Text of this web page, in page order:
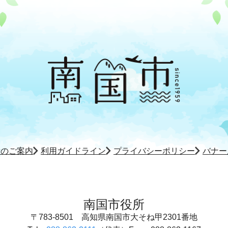
ご案内 利用ガイドライン プライバシーポリシー バナ
南国市役所
〒783-8501 高知県南国市大そね甲2301番地